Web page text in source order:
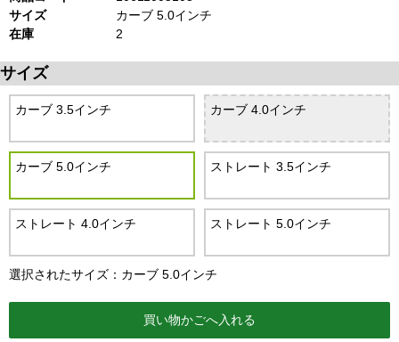
サイズ
カーブ 5.0インチ
在庫
2
サイズ
カーブ 3.5インチ カーブ 4.0インチ
カーブ 5.0インチ ストレート 3.5インチ
ストレート 4.0インチ ストレート 5.0インチ
選択されたサイズ：カーブ 5.0インチ